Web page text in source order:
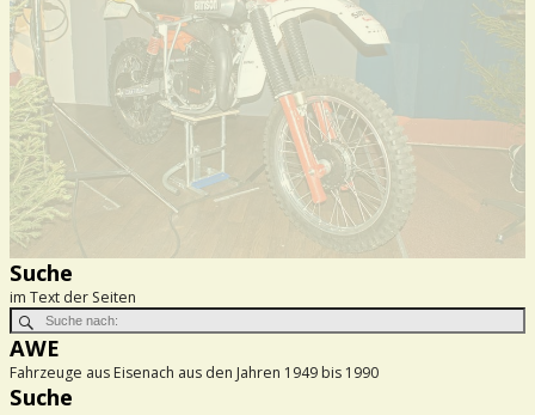
Suche
im Text der Seiten
AWE
Fahrzeuge aus Eisenach aus den Jahren 1949 bis 1990
Suche